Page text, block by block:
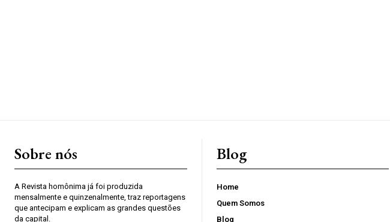
Sobre nós
A Revista homônima já foi produzida
mensalmente e quinzenalmente, traz reportagens
que antecipam e explicam as grandes questões
da capital.
Blog
Home
Quem Somos
Blog